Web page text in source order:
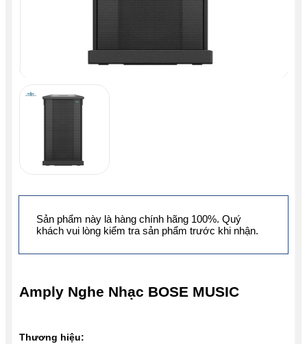
Amply Nghe Nhạc BOSE MUSIC
Thương hiệu:
Sản phẩm này là hàng chính hãng 100%. Quý
khách vui lòng kiểm tra sản phẩm trước khi nhận.